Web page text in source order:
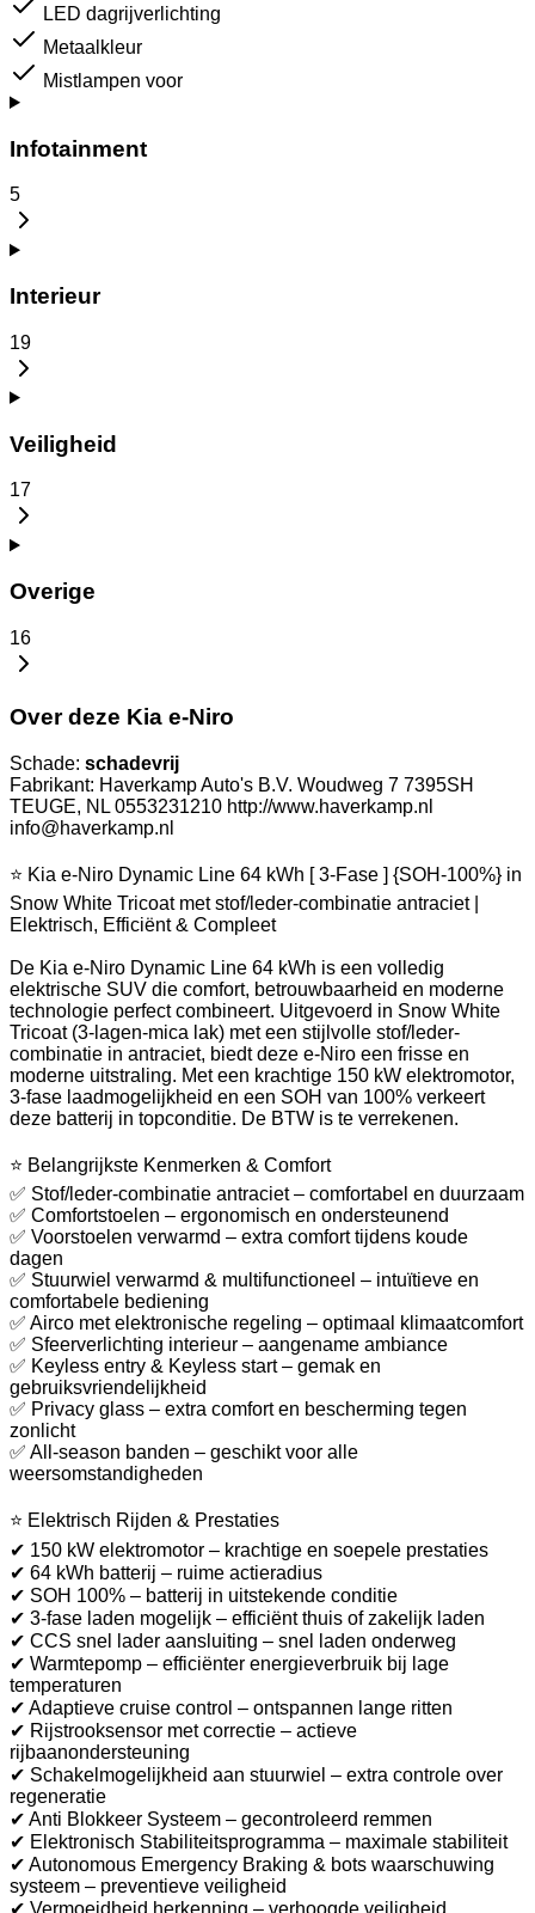
LED dagrijverlichting
Metaalkleur
Mistlampen voor
Infotainment
5
Interieur
19
Veiligheid
17
Overige
16
Over deze Kia e-Niro
Schade: schadevrij
Fabrikant: Haverkamp Auto's B.V. Woudweg 7 7395SH
TEUGE, NL 0553231210 http://www.haverkamp.nl
info@haverkamp.nl
⭐ Kia e-Niro Dynamic Line 64 kWh [ 3-Fase ] {SOH-100%} in
Snow White Tricoat met stof/leder-combinatie antraciet |
Elektrisch, Efficiënt & Compleet
De Kia e-Niro Dynamic Line 64 kWh is een volledig
elektrische SUV die comfort, betrouwbaarheid en moderne
technologie perfect combineert. Uitgevoerd in Snow White
Tricoat (3-lagen-mica lak) met een stijlvolle stof/leder-
combinatie in antraciet, biedt deze e-Niro een frisse en
moderne uitstraling. Met een krachtige 150 kW elektromotor,
3-fase laadmogelijkheid en een SOH van 100% verkeert
deze batterij in topconditie. De BTW is te verrekenen.
⭐ Belangrijkste Kenmerken & Comfort
✅ Stof/leder-combinatie antraciet – comfortabel en duurzaam
✅ Comfortstoelen – ergonomisch en ondersteunend
✅ Voorstoelen verwarmd – extra comfort tijdens koude
dagen
✅ Stuurwiel verwarmd & multifunctioneel – intuïtieve en
comfortabele bediening
✅ Airco met elektronische regeling – optimaal klimaatcomfort
✅ Sfeerverlichting interieur – aangename ambiance
✅ Keyless entry & Keyless start – gemak en
gebruiksvriendelijkheid
✅ Privacy glass – extra comfort en bescherming tegen
zonlicht
✅ All-season banden – geschikt voor alle
weersomstandigheden
⭐ Elektrisch Rijden & Prestaties
✔ 150 kW elektromotor – krachtige en soepele prestaties
✔ 64 kWh batterij – ruime actieradius
✔ SOH 100% – batterij in uitstekende conditie
✔ 3-fase laden mogelijk – efficiënt thuis of zakelijk laden
✔ CCS snel lader aansluiting – snel laden onderweg
✔ Warmtepomp – efficiënter energieverbruik bij lage
temperaturen
✔ Adaptieve cruise control – ontspannen lange ritten
✔ Rijstrooksensor met correctie – actieve
rijbaanondersteuning
✔ Schakelmogelijkheid aan stuurwiel – extra controle over
regeneratie
✔ Anti Blokkeer Systeem – gecontroleerd remmen
✔ Elektronisch Stabiliteitsprogramma – maximale stabiliteit
✔ Autonomous Emergency Braking & bots waarschuwing
systeem – preventieve veiligheid